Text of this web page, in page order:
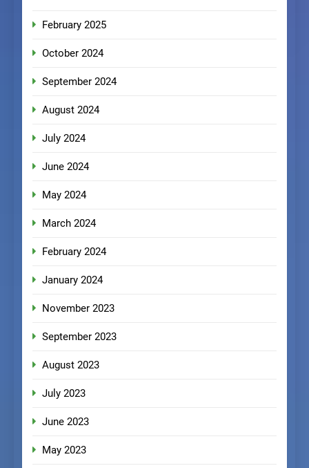
February 2025
October 2024
September 2024
August 2024
July 2024
June 2024
May 2024
March 2024
February 2024
January 2024
November 2023
September 2023
August 2023
July 2023
June 2023
May 2023